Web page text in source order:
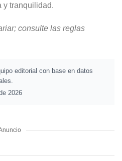
y tranquilidad.
consulte las reglas
editorial con base en datos
2026